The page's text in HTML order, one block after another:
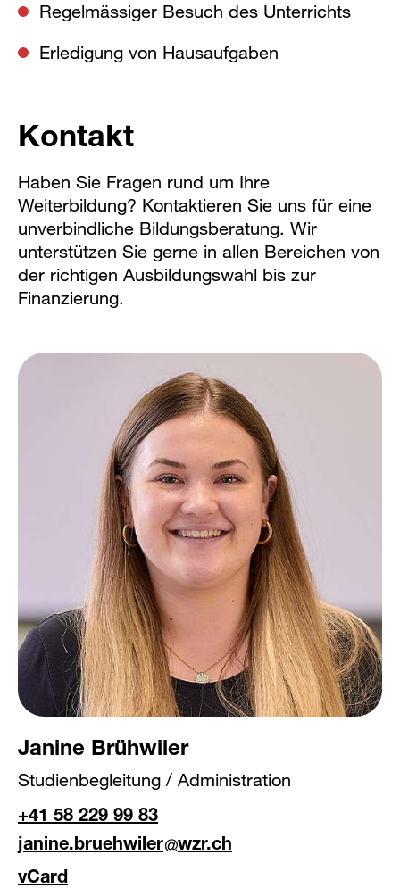
Regelmässiger Besuch des Unterrichts
Erledigung von Hausaufgaben
Kontakt
Haben Sie Fragen rund um Ihre
Weiterbildung? Kontaktieren Sie uns für eine
unverbindliche Bildungsberatung. Wir
unterstützen Sie gerne in allen Bereichen von
der richtigen Ausbildungswahl bis zur
Finanzierung.
Janine Brühwiler
Studienbegleitung / Administration
+41 58 229 99 83
janine.bruehwiler
wzr.ch
vCard